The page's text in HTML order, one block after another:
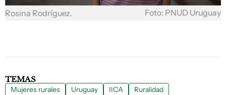
Rosina Rodríguez. Foto: PNUD Uruguay
TEMAS
Mujeres rurales Uruguay IICA Ruralidad